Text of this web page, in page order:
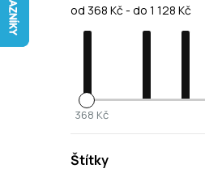
od 368 Kč - do 1 128 Kč
368 Kč
Štítky